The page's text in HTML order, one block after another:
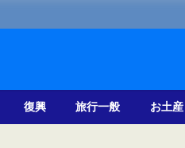
復興 旅行一般 お土